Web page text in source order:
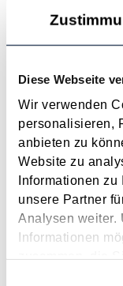
Diese Webseite
Wir verwenden
personalisieren,
anbieten zu
Website zu
Informationen
unsere Partner
Analysen weiter.
Informationen
zusammen, die
August 2026
Anfang Juli 2026
Regierungsvorlage
ist es dabei
gekommen. Kein
der...
Langtext
laut BFG in
Kaufvertrag